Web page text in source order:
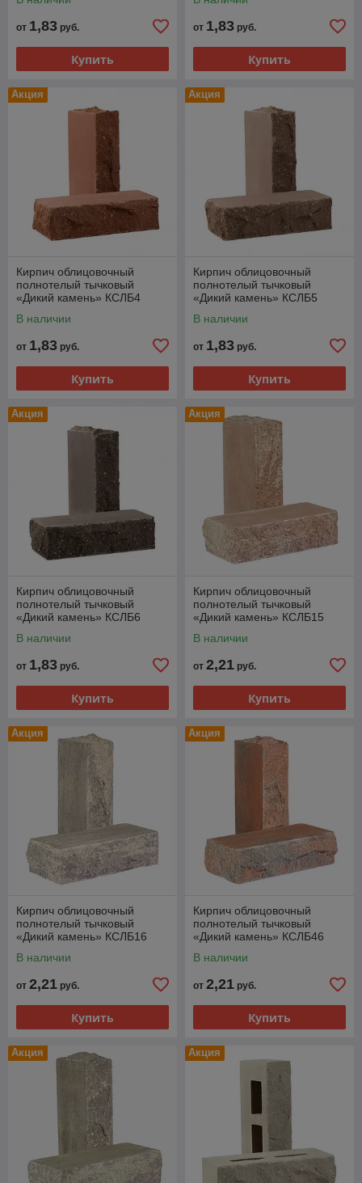
от 1,83 руб.
Купить
от 1,83 руб.
Купить
Акция
Кирпич облицовочный
полнотелый тычковый
«Дикий камень» КСЛБ4
В наличии
от 1,83 руб.
Купить
Акция
Кирпич облицовочный
полнотелый тычковый
«Дикий камень» КСЛБ5
В наличии
от 1,83 руб.
Купить
Акция
Кирпич облицовочный
полнотелый тычковый
«Дикий камень» КСЛБ6
В наличии
от 1,83 руб.
Купить
Акция
Кирпич облицовочный
полнотелый тычковый
«Дикий камень» КСЛБ15
В наличии
от 2,21 руб.
Купить
Акция
Кирпич облицовочный
полнотелый тычковый
«Дикий камень» КСЛБ16
В наличии
от 2,21 руб.
Купить
Акция
Кирпич облицовочный
полнотелый тычковый
«Дикий камень» КСЛБ46
В наличии
от 2,21 руб.
Купить
Акция Акция